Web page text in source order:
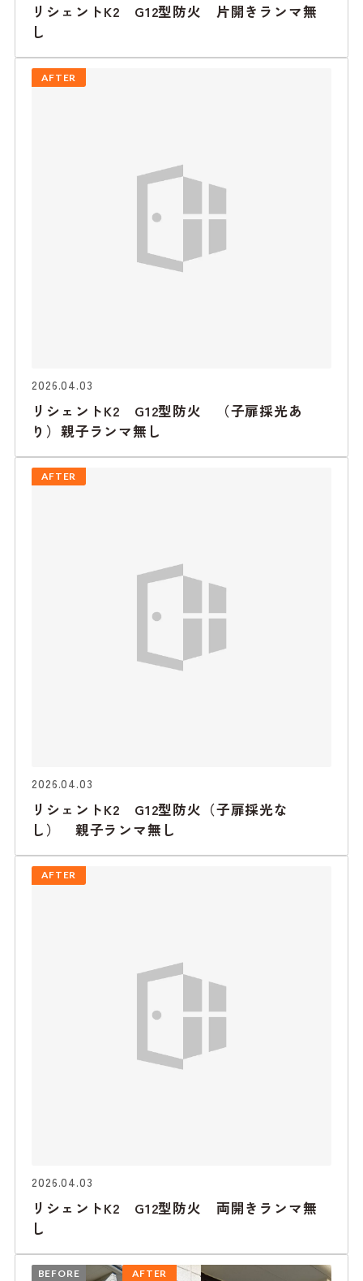
リシェントK2 G12型防火 片開きランマ無
し
AFTER
2026.04.03
リシェントK2 G12型防火 （子扉採光あ
り）親子ランマ無し
AFTER
2026.04.03
リシェントK2 G12型防火（子扉採光な
し） 親子ランマ無し
AFTER
2026.04.03
リシェントK2 G12型防火 両開きランマ無
し
BEFORE AFTER